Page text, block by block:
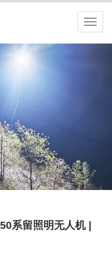
系留照明无人机 |